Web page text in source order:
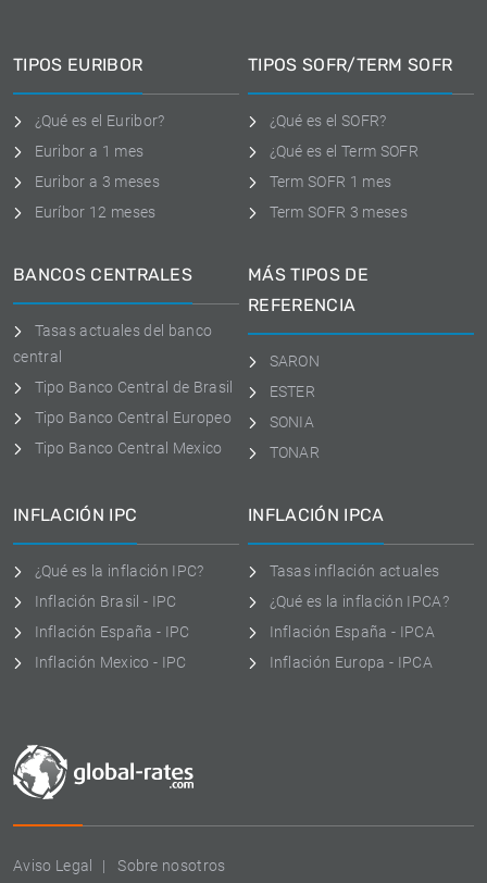
Aviso Legal Sobre nosotros
TIPOS EURIBOR
¿Qué es el Euribor?
Euribor a 1 mes
Euribor a 3 meses
Euríbor 12 meses
TIPOS SOFR/TERM SOFR
¿Qué es el SOFR?
¿Qué es el Term SOFR
Term SOFR 1 mes
Term SOFR 3 meses
BANCOS CENTRALES
Tasas actuales del banco
central
Tipo Banco Central de Brasil
Tipo Banco Central Europeo
Tipo Banco Central Mexico
MÁS TIPOS DE
REFERENCIA
SARON
ESTER
SONIA
TONAR
INFLACIÓN IPC
¿Qué es la inflación IPC?
Inflación Brasil - IPC
Inflación España - IPC
Inflación Mexico - IPC
INFLACIÓN IPCA
Tasas inflación actuales
¿Qué es la inflación IPCA?
Inflación España - IPCA
Inflación Europa - IPCA